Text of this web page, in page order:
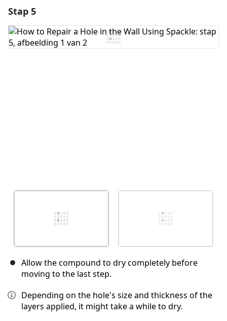
Voeg opmerking toe
Stap 5
Allow the compound to dry completely before
moving to the last step.
Depending on the hole's size and thickness of the
layers applied, it might take a while to dry.